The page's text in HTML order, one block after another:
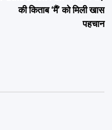
की किताब ‘मैं’ को मिली खास
पहचान